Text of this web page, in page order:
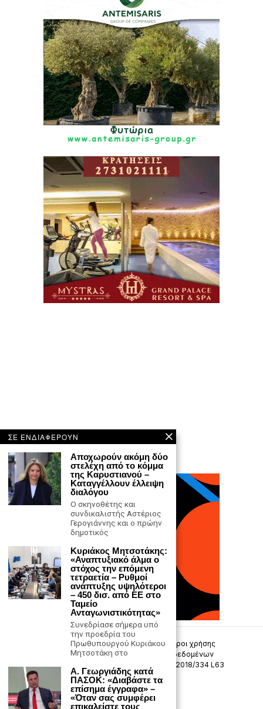
Επικοινωνία Πολιτική Απορρήτου
Όροι χρήσης
Πολιτική προστασίας προσωπικών δεδομένων
Δήλωση συμμόρφωσης -σύσταση (ΕΕ) 2018/334 L63
Μ.Η.Τ. 242033
ΣΕ ΕΝΔΙΑΦΕΡΟΥΝ
Αποχωρούν ακόμη δύο
στελέχη από το κόμμα
της Καρυστιανού –
Καταγγέλλουν έλλειψη
διαλόγου
Ο σκηνοθέτης και
συνδικαλιστής Αστέριος
Γερογιάννης και ο πρώην
δημοτικός
Κυριάκος Μητσοτάκης:
«Αναπτυξιακό άλμα ο
στόχος την επόμενη
τετραετία – Ρυθμοί
ανάπτυξης υψηλότεροι
– 450 δισ. από ΕΕ στο
Ταμείο
Ανταγωνιστικότητας»
Συνεδρίασε σήμερα υπό
την προεδρία του
Πρωθυπουργού Κυριάκου
Μητσοτάκη στο
Α. Γεωργιάδης κατά
ΠΑΣΟΚ: «Διαβάστε τα
επίσημα έγγραφα» –
«Όταν σας συμφέρει
επικαλείστε τους